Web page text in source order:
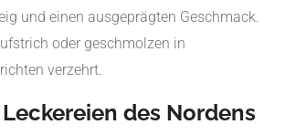
und einen ausgeprägten Geschmack.
oder geschmolzen in
verzehrt.
des Nordens